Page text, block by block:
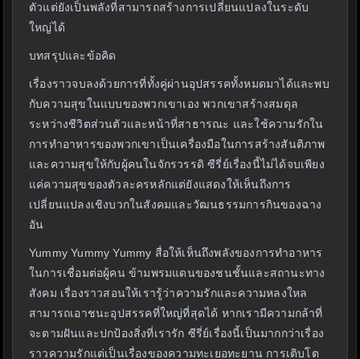
ตัวแต่ยังเป็นพลังที่สามารถสร้างการเปลี่ยนแปลงในระดับ
ใหญ่ได้
บทสรุปและข้อคิด
เรื่องราวจบลงด้วยการที่ทั้งคู่ผ่านอุปสรรคทั้งหมดมาได้และพบ
กับความสุขในแบบของพวกเขาเอง พวกเขาสร้างสมดุล
ระหว่างชีวิตส่วนตัวและหน้าที่สาธารณะ และใช้ความรักใน
การทำอาหารของพวกเขาเป็นเครื่องมือในการสร้างสันติภาพ
และความสุขให้กับผู้คนในจักรวรรดิ ซีรี่ย์เรื่องนี้ไม่ได้จบเพียง
แค่ความสุขของตัวละครหลักแต่ยังแสดงให้เห็นถึงการ
เปลี่ยนแปลงเชิงบวกในสังคมและวัฒนธรรมการกินของฉาง
อัน
Yummy Yummy Yummy สื่อให้เห็นถึงพลังของการทำอาหาร
ในการเชื่อมต่อผู้คน ข้ามพรมแดนของชนชั้นและสถานะทาง
สังคม เรื่องราวสอนให้เรารู้ว่าความรักและความหลงใหล
สามารถเอาชนะอุปสรรคที่ใหญ่ที่สุดได้ หากเรามีความกล้าที่
จะตามฝันและปกป้องสิ่งที่เรารัก ซีรี่ย์เรื่องนี้เป็นมากกว่าเรื่อง
ราวความรักแต่เป็นเรื่องของความทะเยอทะยาน การเติบโต